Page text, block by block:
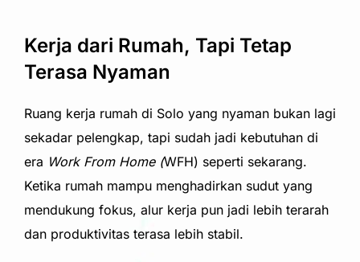
Kerja dari Rumah, Tapi Tetap
Terasa Nyaman
Ruang kerja rumah di Solo yang nyaman bukan lagi
sekadar pelengkap, tapi sudah jadi kebutuhan di
era Work From Home (WFH) seperti sekarang.
Ketika rumah mampu menghadirkan sudut yang
mendukung fokus, alur kerja pun jadi lebih terarah
dan produktivitas terasa lebih stabil.